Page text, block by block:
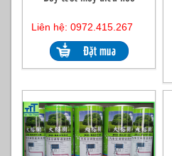
Liên hệ: 0972.415.267